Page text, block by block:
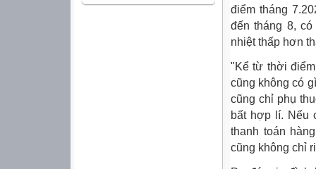
điểm tháng
đến tháng 8,
nhiệt thấp hơn
"Kể từ thời
cũng không có
cũng chỉ phụ
bất hợp lí. Nếu
thanh toán
cũng không chỉ